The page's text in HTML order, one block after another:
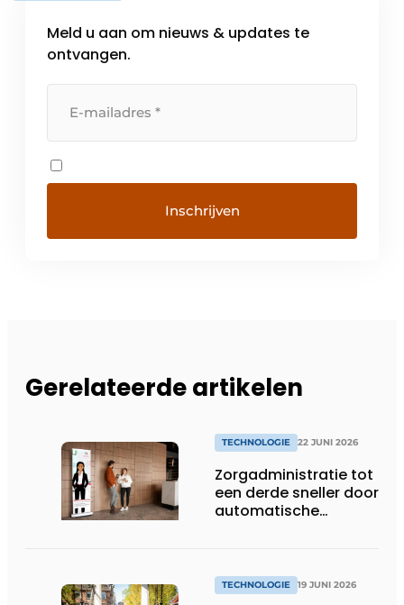
Meld u aan om nieuws & updates te
ontvangen.
Gerelateerde artikelen
TECHNOLOGIE 22 JUNI 2026
Zorgadministratie tot
een derde sneller door
automatische
TECHNOLOGIE 19 JUNI 2026